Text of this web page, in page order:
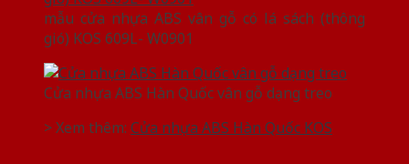
mẫu cửa nhựa ABS vân gỗ có lá sách (thông
gió) KOS 609L- W0901
Cửa nhựa ABS Hàn Quốc vân gỗ dạng treo
> Xem thêm: Cửa nhựa ABS Hàn Quốc KOS